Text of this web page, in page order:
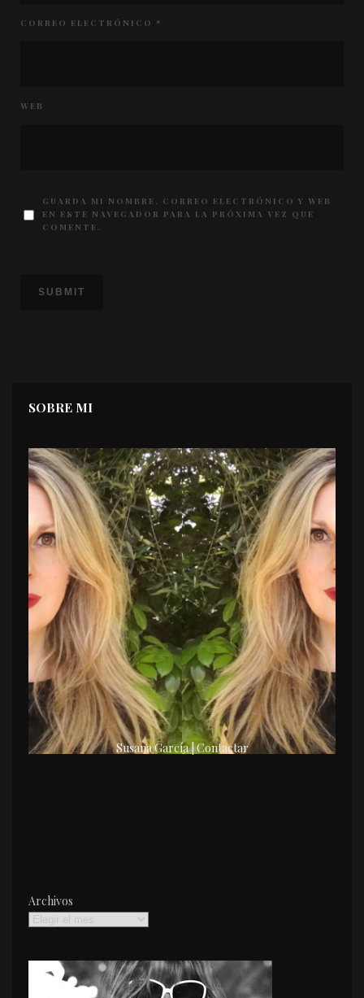
CORREO ELECTRÓNICO *
WEB
GUARDA MI NOMBRE, CORREO ELECTRÓNICO Y WEB
EN ESTE NAVEGADOR PARA LA PRÓXIMA VEZ QUE
COMENTE.
SOBRE MI
Susana García | Contactar
Archivos